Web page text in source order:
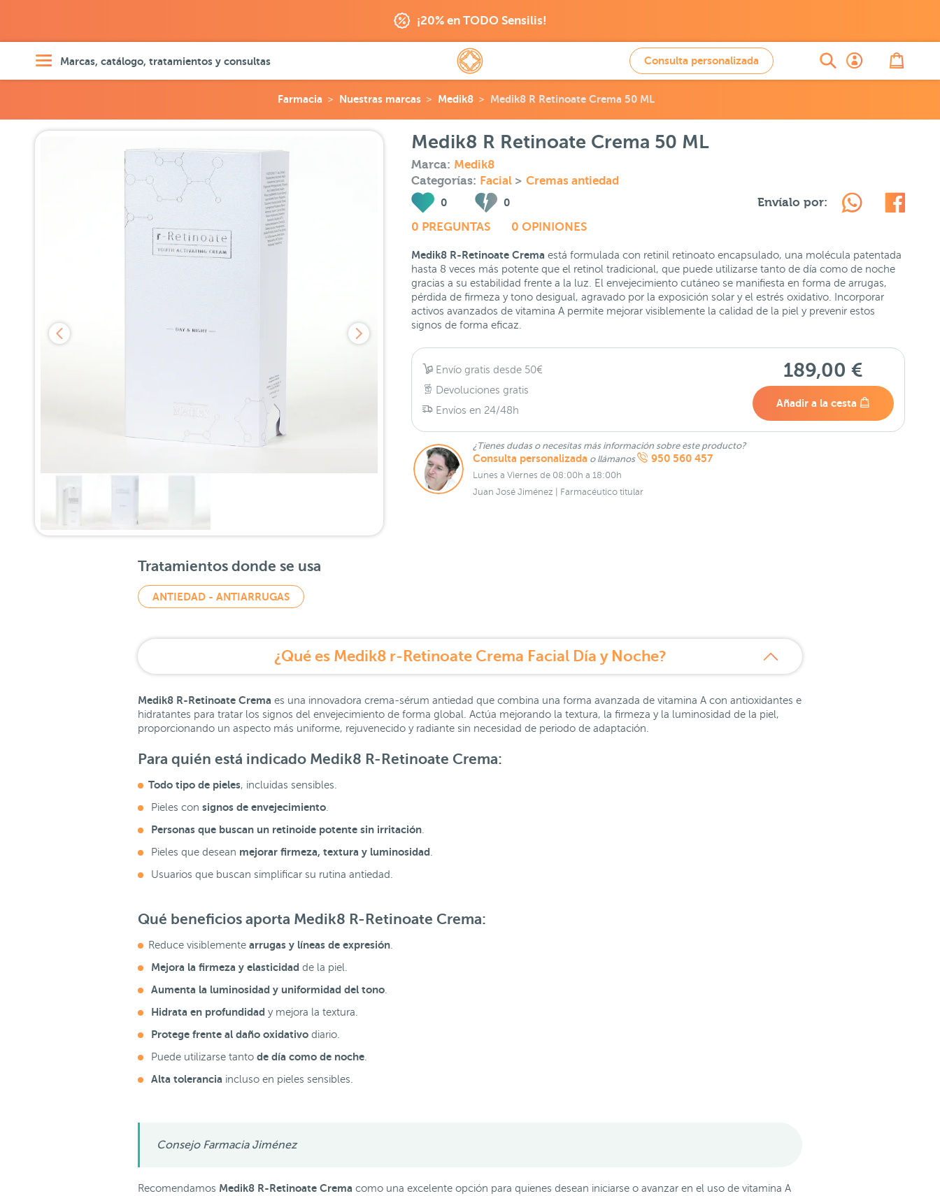
¡20% en TODO Sensilis!
Marcas, catálogo, tratamientos y consultas Consulta personalizada
Farmacia Nuestras marcas Medik8 Medik8 R Retinoate Crema 50 ML
Medik8 R Retinoate Crema 50 ML
Marca: Medik8
Categorías: Facial > Cremas antiedad
0 0
0 PREGUNTAS 0 OPINIONES
Envíalo por:
Medik8 R-Retinoate Crema está formulada con retinil retinoato encapsulado, una molécula patentada
hasta 8 veces más potente que el retinol tradicional, que puede utilizarse tanto de día como de noche
gracias a su estabilidad frente a la luz. El envejecimiento cutáneo se manifiesta en forma de arrugas,
pérdida de firmeza y tono desigual, agravado por la exposición solar y el estrés oxidativo. Incorporar
activos avanzados de vitamina A permite mejorar visiblemente la calidad de la piel y prevenir estos
signos de forma eficaz.
Envío gratis desde 50€
Devoluciones gratis
Envíos en 24/48h
189,00 €
Añadir a la cesta
¿Tienes dudas o necesitas más información sobre este producto?
Consulta personalizada o llámanos 950 560 457
Lunes a Viernes de 08:00h a 18:00h
Juan José Jiménez | Farmacéutico titular
Tratamientos donde se usa
ANTIEDAD - ANTIARRUGAS
¿Qué es Medik8 r-Retinoate Crema Facial Día y Noche?
Medik8 R-Retinoate Crema es una innovadora crema-sérum antiedad que combina una forma avanzada de vitamina A con antioxidantes e
hidratantes para tratar los signos del envejecimiento de forma global. Actúa mejorando la textura, la firmeza y la luminosidad de la piel,
proporcionando un aspecto más uniforme, rejuvenecido y radiante sin necesidad de periodo de adaptación.
Para quién está indicado Medik8 R-Retinoate Crema:
Todo tipo de pieles, incluidas sensibles.
Pieles con signos de envejecimiento
Personas que buscan un retinoide potente sin irritación
Pieles que desean mejorar firmeza, textura y luminosidad
Usuarios que buscan simplificar su rutina antiedad.
Qué beneficios aporta Medik8 R-Retinoate Crema:
Reduce visiblemente arrugas y líneas de expresión
Mejora la firmeza y elasticidad de la piel.
Aumenta la luminosidad y uniformidad del tono
Hidrata en profundidad y mejora la textura.
Protege frente al daño oxidativo diario.
Puede utilizarse tanto de día como de noche
Alta tolerancia incluso en pieles sensibles.
Consejo Farmacia Jiménez
Recomendamos Medik8 R-Retinoate Crema como una excelente opción para quienes desean iniciarse o avanzar en el uso de vitamina A